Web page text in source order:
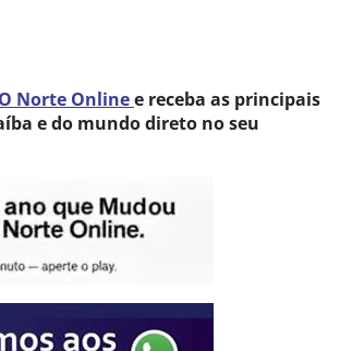
Norte Onlinee receba as principais
e do mundo direto no seu